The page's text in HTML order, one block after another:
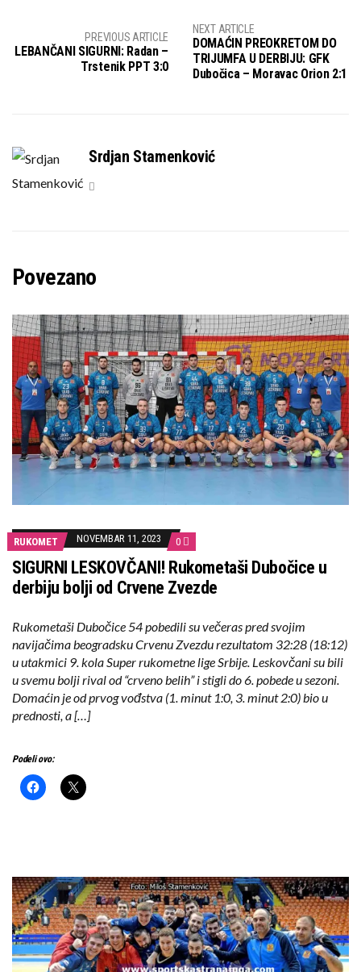
PREVIOUS ARTICLE
LEBANČANI SIGURNI: Radan –
Trstenik PPT 3:0
NEXT ARTICLE
DOMAĆIN PREOKRETOM DO
TRIJUMFA U DERBIJU: GFK
Dubočica – Moravac Orion 2:1
Srdjan Stamenković
Povezano
RUKOMET NOVEMBAR 11, 2023 0
SIGURNI LESKOVČANI! Rukometaši Dubočice u
derbiju bolji od Crvene Zvezde
Rukometaši Dubočice 54 pobedili su večeras pred svojim
navijačima beogradsku Crvenu Zvezdu rezultatom 32:28 (18:12)
u utakmici 9. kola Super rukometne lige Srbije. Leskovčani su bili
u svemu bolji rival od “crveno belih” i stigli do 6. pobede u sezoni.
Domaćin je od prvog vođstva (1. minut 1:0, 3. minut 2:0) bio u
prednosti, a […]
Podeli ovo: